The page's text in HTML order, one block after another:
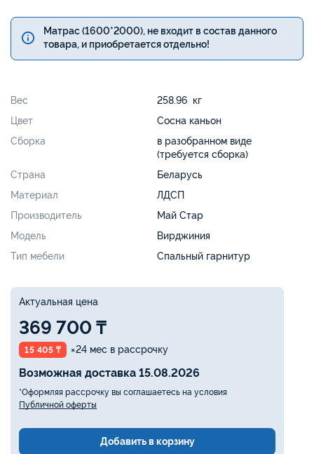
Матрас (1600*2000), не входит в состав данного
товара, и приобретается отдельно!
Вес
258.96 кг
Цвет
Сосна каньон
Сборка
в разобранном виде
(требуется сборка)
Страна
Беларусь
Материал
ЛДСП
Производитель
Май Стар
Модель
Вирджиния
Тип мебели
Спальный гарнитур
Актуальная цена
369 700 ₸
15 405 ₸ ×24 мес в рассрочку
Возможная доставка 15.08.2026
*Оформляя рассрочку вы соглашаетесь на условия
Публичной оферты
Добавить в корзину